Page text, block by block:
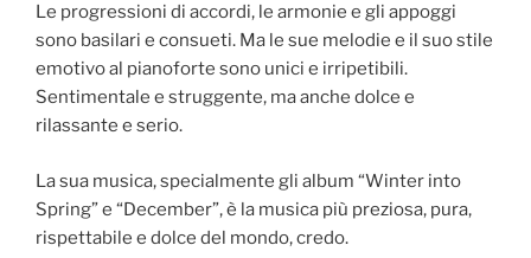
Le progressioni di accordi, le armonie e gli appoggi
sono basilari e consueti. Ma le sue melodie e il suo stile
emotivo al pianoforte sono unici e irripetibili.
Sentimentale e struggente, ma anche dolce e
rilassante e serio.
La sua musica, specialmente gli album “Winter into
Spring” e “December”, è la musica più preziosa, pura,
rispettabile e dolce del mondo, credo.